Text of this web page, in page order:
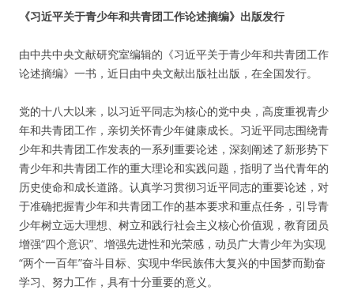
《习近平关于青少年和共青团工作论述摘编》出版发行
由中共中央文献研究室编辑的《习近平关于青少年和共青团工作
论述摘编》一书，近日由中央文献出版社出版，在全国发行。
党的十八大以来，以习近平同志为核心的党中央，高度重视青少
年和共青团工作，亲切关怀青少年健康成长。习近平同志围绕青
少年和共青团工作发表的一系列重要论述，深刻阐述了新形势下
青少年和共青团工作的重大理论和实践问题，指明了当代青年的
历史使命和成长道路。认真学习贯彻习近平同志的重要论述，对
于准确把握青少年和共青团工作的基本要求和重点任务，引导青
少年树立远大理想、树立和践行社会主义核心价值观，教育团员
增强“四个意识”、增强先进性和光荣感，动员广大青少年为实现
“两个一百年”奋斗目标、实现中华民族伟大复兴的中国梦而勤奋
学习、努力工作，具有十分重要的意义。